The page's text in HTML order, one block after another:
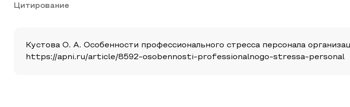
Цитирование
Кустова О. А. Особенности профессионального стресса персонала
https://apni.ru/article/8592-osobennosti-professionalnogo-stressa-personal